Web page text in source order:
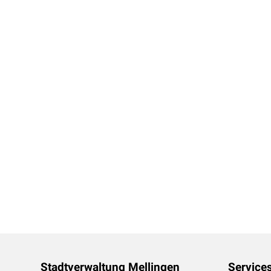
Footer
Stadtverwaltung Mellingen